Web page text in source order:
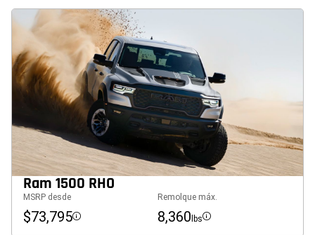
Ram 1500 RHO
MSRP desde
$73,795 Disclosure
Remolque máx.
8,360 lbs Disclosure